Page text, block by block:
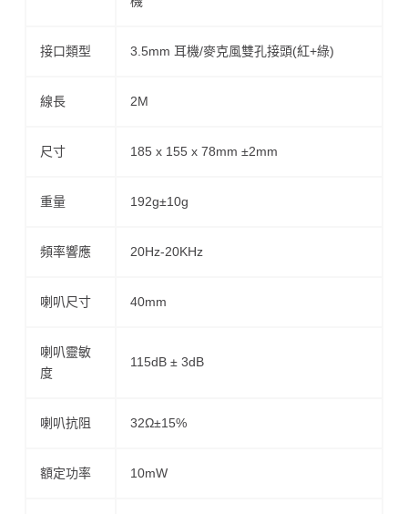
接口類型 3.5mm 耳機/麥克風雙孔接頭(紅+綠)
線長 2M
尺寸 185 x 155 x 78mm ±2mm
重量 192g±10g
頻率響應 20Hz-20KHz
喇叭尺寸 40mm
喇叭靈敏
度
115dB ± 3dB
喇叭抗阻 32Ω±15%
額定功率 10mW